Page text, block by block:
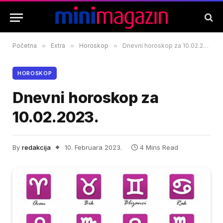
Početna » Extra » Horoskop » Dnevni horoskop za 10.02.2023.
HOROSKOP
Dnevni horoskop za
10.02.2023.
By redakcija 10. Februara 2023. 4 Mins Read